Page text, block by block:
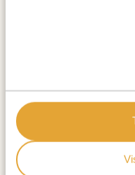
GOLD
DIAMOND LUXURY